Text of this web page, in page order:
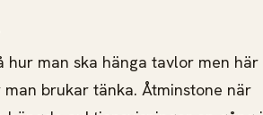
hur man ska hänga tavlor men här
brukar tänka. Åtminstone när